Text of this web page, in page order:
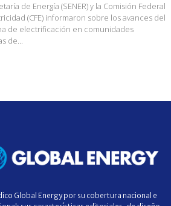
de Energía (SENER) y la Comisión Federal
(CFE) informaron sobre los avances del
de electrificación en comunidades
de...
Global Energy por su cobertura nacional e